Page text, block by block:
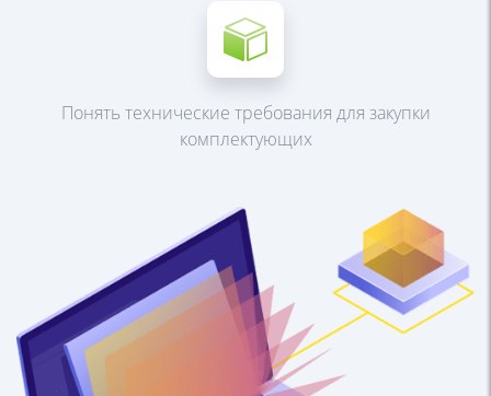
Понять технические требования для закупки
комплектующих